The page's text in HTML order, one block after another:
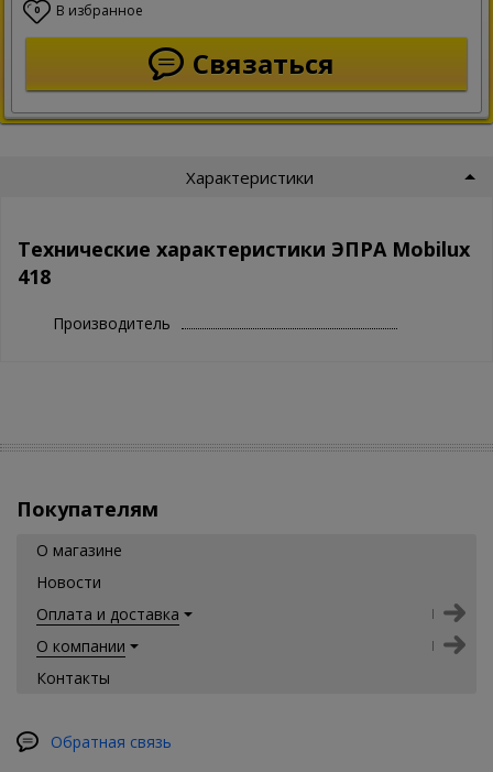
0 В избранное
Связаться
Характеристики
Технические характеристики ЭПРА Mobilux
418
Производитель
Покупателям
О магазине
Новости
Оплата и доставка
О компании
Контакты
Обратная связь